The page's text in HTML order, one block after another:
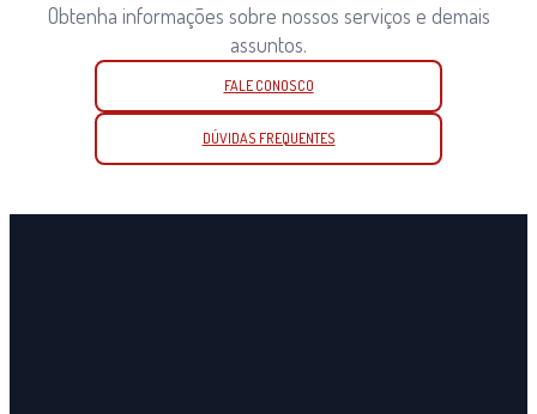
Obtenha informações sobre nossos serviços e demais
assuntos.
FALE CONOSCO
DÚVIDAS FREQUENTES